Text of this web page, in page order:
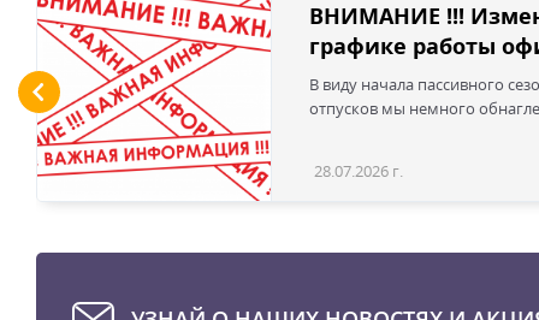
ВНИМАНИЕ !!!
графике работы
В виду начала пассивного
отпусков мы немного
28.07.2026 г.